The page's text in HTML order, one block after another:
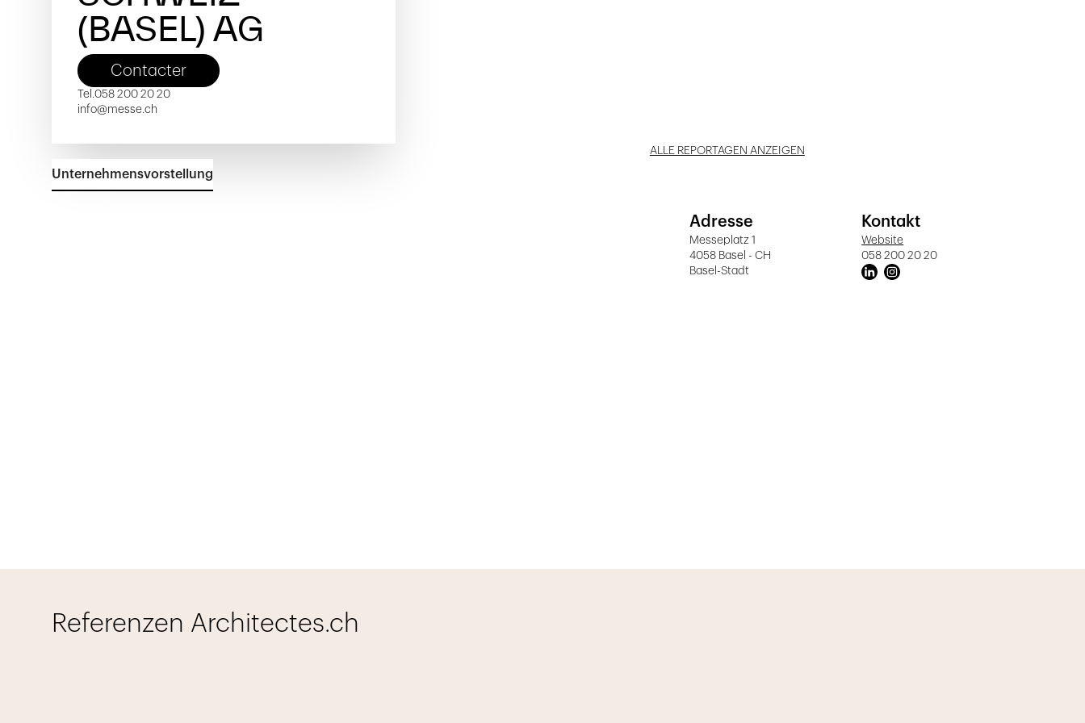
(BASEL) AG
Contacter
Tel.058 200 20 20
info@messe.ch
ALLE REPORTAGEN ANZEIGEN
Unternehmensvorstellung
Adresse
Messeplatz 1
4058 Basel - CH
Basel-Stadt
Kontakt
Website
058 200 20 20
Referenzen Architectes.ch